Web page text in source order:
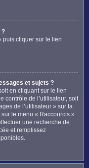
?
puis cliquer sur le lien
et sujets ?
en cliquant sur le lien
contrôle de l’utilisateur, soit
de l’utilisateur » sur la
le menu « Raccourcis »
une recherche de
et remplissez